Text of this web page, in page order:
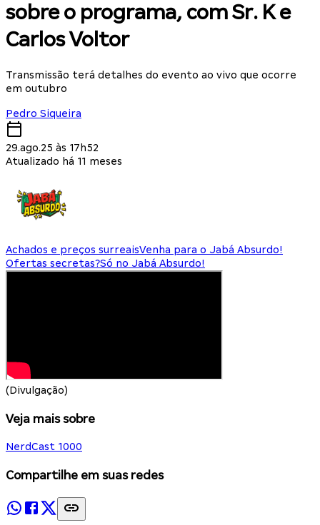
sobre o programa, com Sr. K e
Carlos Voltor
Transmissão terá detalhes do evento ao vivo que ocorre
em outubro
Pedro Siqueira
29.ago.25 às 17h52
Atualizado há 11 meses
Achados e preços surreaisVenha para o Jabá Absurdo!
Ofertas secretas?Só no Jabá Absurdo!
(Divulgação)
Veja mais sobre
NerdCast 1000
Compartilhe em suas redes